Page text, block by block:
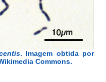
. Imagem obtida por
Commons.